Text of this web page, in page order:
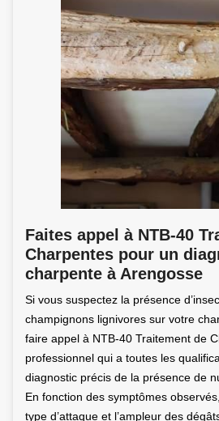
Faites appel à NTB-40
Charpentes pour un
charpente à Arengosse
Si vous suspectez la présence
champignons lignivores sur votre
faire appel à NTB-40 Traitement de
professionnel qui a toutes les
diagnostic précis de la présence de
En fonction des symptômes
type d’attaque et l’ampleur des